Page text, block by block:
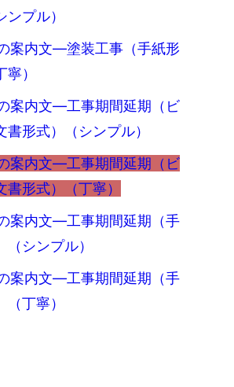
プル）
案内文―塗装工事（手紙形
）
案内文―工事期間延期（ビ
書形式）（シンプル）
案内文―工事期間延期（ビ
書形式）（丁寧）
案内文―工事期間延期（手
（シンプル）
案内文―工事期間延期（手
丁寧）